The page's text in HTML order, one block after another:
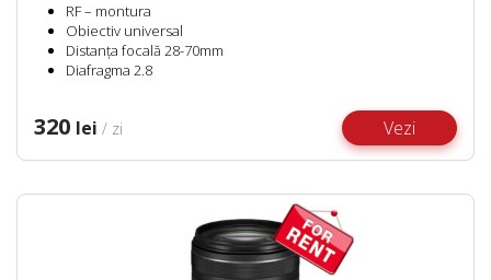
RF – montura
Obiectiv universal
Distanța focală 28-70mm
Diafragma 2.8
320 lei / zi Vezi